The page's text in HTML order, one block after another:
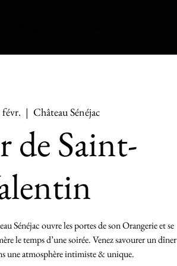
févr.
  |
Château Sénéjac
de Saint-
Sénéjac ouvre les portes de son Orangerie et se
le temps d’une soirée. Venez savourer un dîner
une atmosphère intimiste & unique.